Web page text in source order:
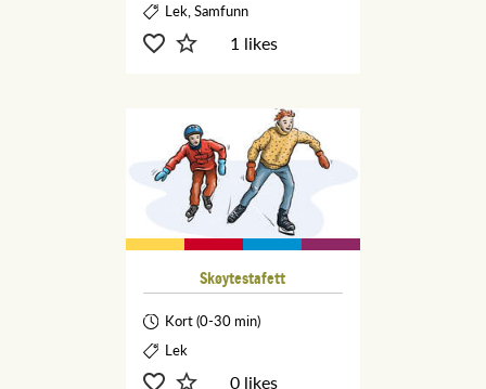
Lek, Samfunn
1 likes
Skøytestafett
Kort (0-30 min)
Lek
0 likes